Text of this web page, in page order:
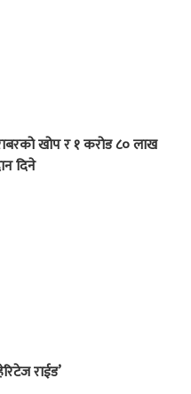
खोप र १ करोड ८० लाख
दिने
राईड’